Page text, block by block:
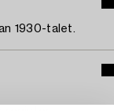
1930-talet.